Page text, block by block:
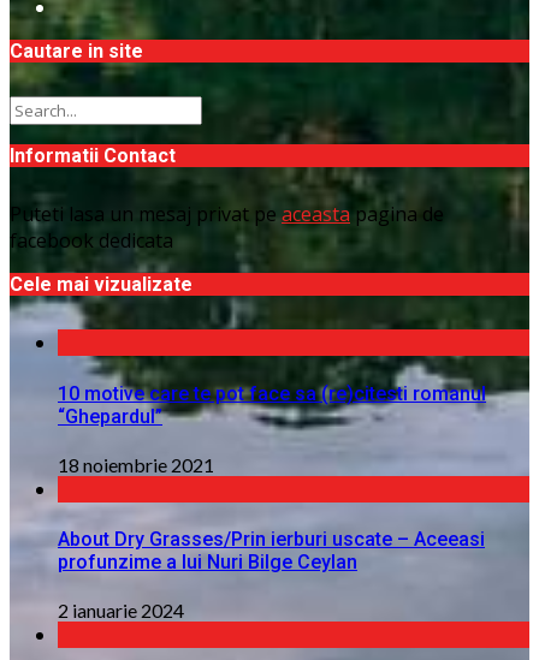
Cautare in site
Informatii Contact
Puteti lasa un mesaj privat peaceasta pagina de
facebook dedicata
Cele mai vizualizate
10 motive care te pot face sa (re)citesti romanul
“Ghepardul”
18 noiembrie 2021
About Dry Grasses/Prin ierburi uscate – Aceeasi
profunzime a lui Nuri Bilge Ceylan
2 ianuarie 2024